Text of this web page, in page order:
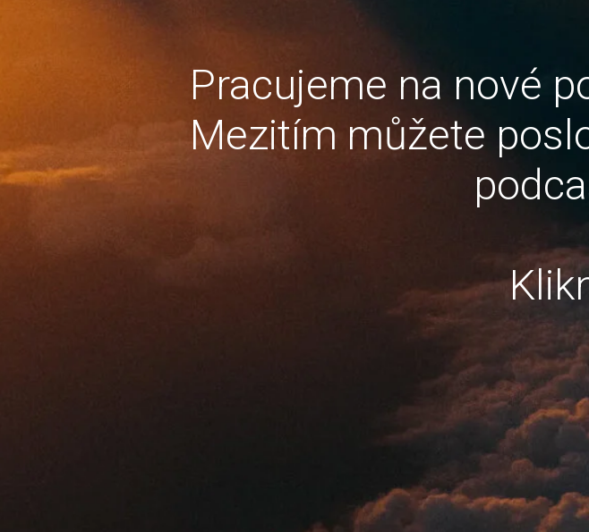
Pracujeme na nové
Mezitím můžete